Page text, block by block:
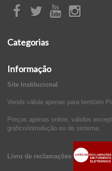
Categorias
Informação
Site Institucional
Venda válida apenas para território
Preços apenas online, válidos
gráfico/introdução ou de sistema.
Livro de reclamações